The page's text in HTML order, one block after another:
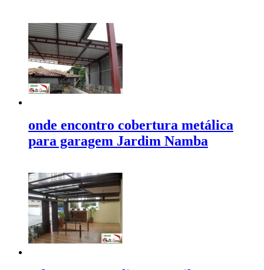
onde encontro cobertura metálica
para garagem Jardim Namba